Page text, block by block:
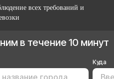
всех требований и
в течение 10 минут
Куда